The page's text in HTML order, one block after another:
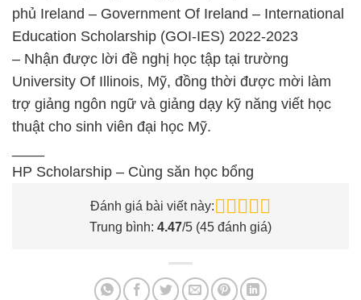
phủ Ireland – Government Of Ireland – International
Education Scholarship (GOI-IES) 2022-2023
– Nhận được lời đề nghị học tập tại trường
University Of Illinois, Mỹ, đồng thời được mời làm
trợ giảng ngôn ngữ và giảng dạy kỹ năng viết học
thuật cho sinh viên đại học Mỹ.
HP Scholarship – Cùng săn học bổng
Đánh giá bài viết này:
Trung bình: 4.47/5 (45 đánh giá)